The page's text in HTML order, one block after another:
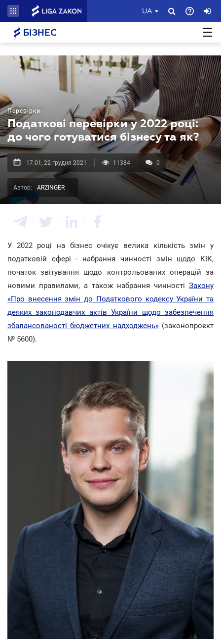
UA
БІЗНЕС
Перевірки
Податкові перевірки у 2022 році:
до чого готуватися бізнесу та як?
17.01, 22 грудня 2021 11384 0
Автор: ARZINGER
У 2022 році на бізнес очікує велика кількість змін у
податковій сфері - набрання чинності змін щодо КІК,
початок звітування щодо контрольованих операцій за
новими правилами, а також набрання чинності Закону
«Про внесення змін до Податкового кодексу України та
деяких законодавчих актів України щодо забезпечення
збалансованості бюджетних надходжень»(законопроєкт
№ 5600).